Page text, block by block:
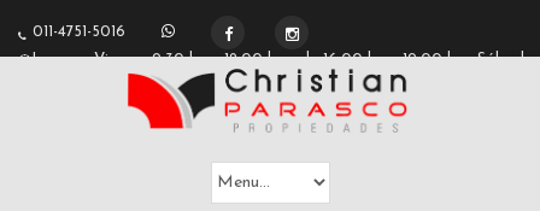
011-4751-5016
Lunes a Viernes 9:30 hs a 12:00 hs y de 16:00 hs a 19:00 hs -